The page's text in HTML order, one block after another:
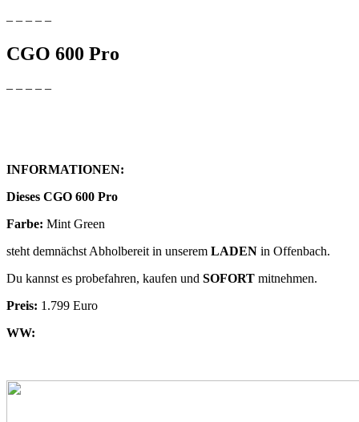
– – – – –
CGO 600 Pro
– – – – –
INFORMATIONEN:
Dieses CGO 600 Pro
Farbe: Mint Green
steht demnächst Abholbereit in unserem LADEN in Offenbach.
Du kannst es probefahren, kaufen und SOFORT mitnehmen.
Preis: 1.799 Euro
WW: